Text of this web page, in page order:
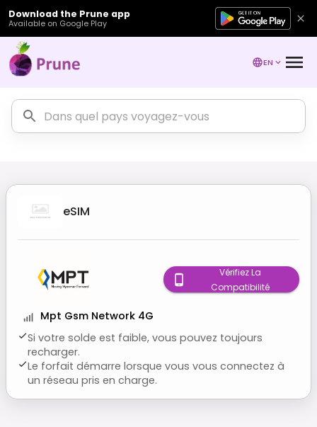
Download the Prune app
Available on Google Play
EN
eSIM
Mpt Gsm Network 4G
Si votre solde est faible, vous pouvez toujours
recharger.
Le forfait démarre lorsque vous vous connectez à
un réseau pris en charge.
Vérifiez La
Compatibilité